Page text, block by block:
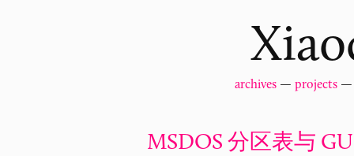
archives — projects
MSDOS 分区表与